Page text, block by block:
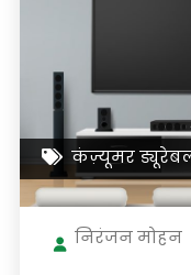
कंज़्यूमर
निरंजन मोहन